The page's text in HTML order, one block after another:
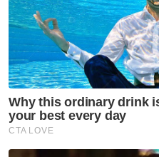
makanan,” ujarnya.
Berita Telus & Tulus
hari!